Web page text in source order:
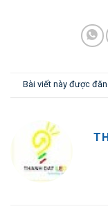
Bài viết này được